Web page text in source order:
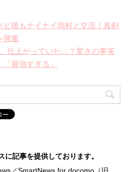
ビ後もナイナイ岡村と交流！真剣
興奮
仕上がっていた…？驚きの事実
最強すぎる」
記事を提供しております。
／SmartNews for docomo（旧